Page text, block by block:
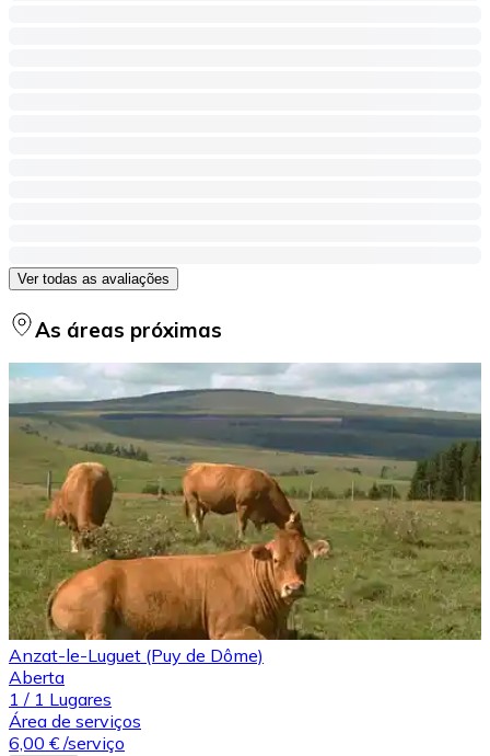
Ver todas as avaliações
As áreas próximas
Anzat-le-Luguet (Puy de Dôme)
Aberta
1 / 1 Lugares
Área de serviços
6,00 € /serviço